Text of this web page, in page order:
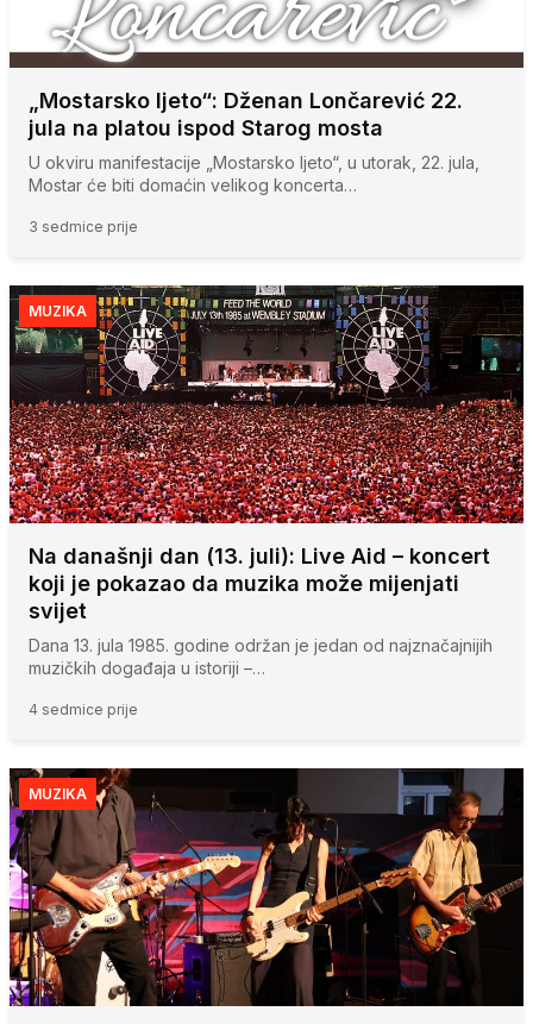
„Mostarsko ljeto“: Dženan Lončarević 22.
jula na platou ispod Starog mosta
U okviru manifestacije „Mostarsko ljeto“, u utorak, 22. jula,
Mostar će biti domaćin velikog koncerta…
3 sedmice prije
MUZIKA
Na današnji dan (13. juli): Live Aid – koncert
koji je pokazao da muzika može mijenjati
svijet
Dana 13. jula 1985. godine održan je jedan od najznačajnijih
muzičkih događaja u istoriji –…
4 sedmice prije
MUZIKA